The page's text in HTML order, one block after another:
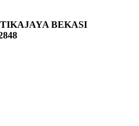
BEKASI